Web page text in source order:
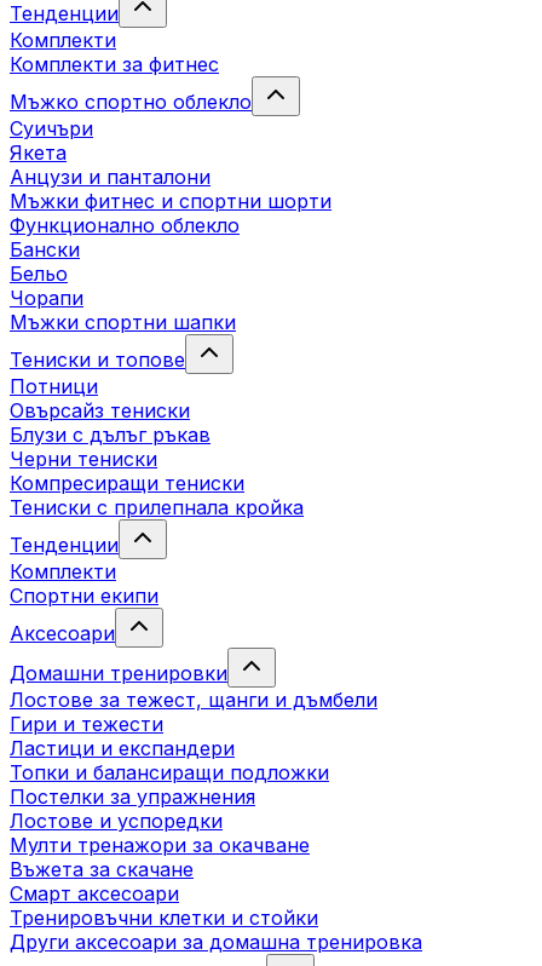
Тенденции
Комплекти
Комплекти за фитнес
Мъжко спортно облекло
Суичъри
Якета
Aнцузи и панталони
Mъжки фитнес и спортни шорти
Функционално облекло
Бански
Бельо
Чорапи
Mъжки спортни шапки
Тениски и топове
Потници
Овърсайз тениски
Блузи с дълъг ръкав
Черни тениски
Компресиращи тениски
Тениски с прилепнала кройка
Тенденции
Комплекти
Спортни екипи
Аксесоари
Домашни тренировки
Лостове за тежест, щанги и дъмбели
Гири и тежести
Ластици и експандери
Топки и балансиращи подложки
Постелки за упражнения
Лостове и успоредки
Мулти тренажори за окачване
Въжета за скачане
Смарт аксесоари
Тренировъчни клетки и стойки
Други аксесоари за домашна тренировка